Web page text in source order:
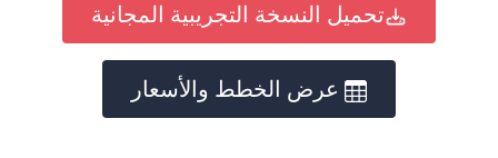
تحميل النسخة التجريبية المجانية
عرض الخطط والأسعار